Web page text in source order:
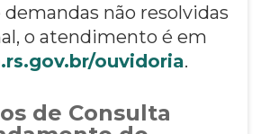
não resolvidas
o atendimento é em
ouvidoria.
de Consulta